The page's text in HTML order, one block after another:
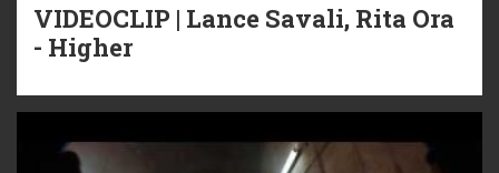
VIDEOCLIP | Lance Savali, Rita Ora
- Higher